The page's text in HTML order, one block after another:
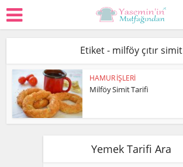
Etiket - milföy çıtır simit
HAMUR İŞLERİ
Milföy Simit Tarifi
Yemek Tarifi Ara